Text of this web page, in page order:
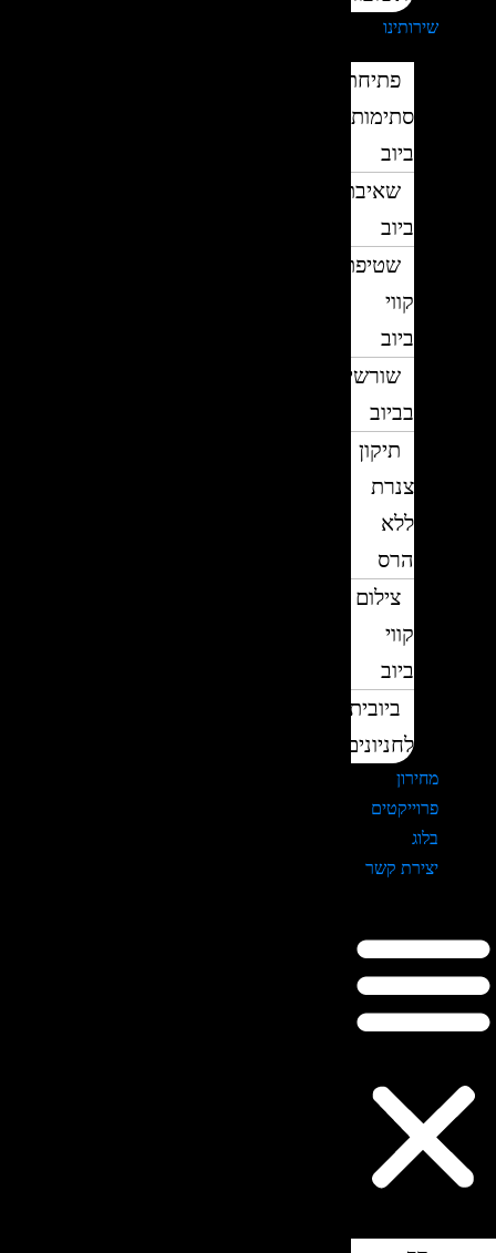
שירותינו
פתיחת
סתימות
ביוב
שאיבת
ביוב
שטיפת
קווי
ביוב
שורשים
בביוב
תיקון
צנרת
ללא
הרס
צילום
קווי
ביוב
ביובית
לחניונים
מחירון
פרוייקטים
בלוג
יצירת קשר